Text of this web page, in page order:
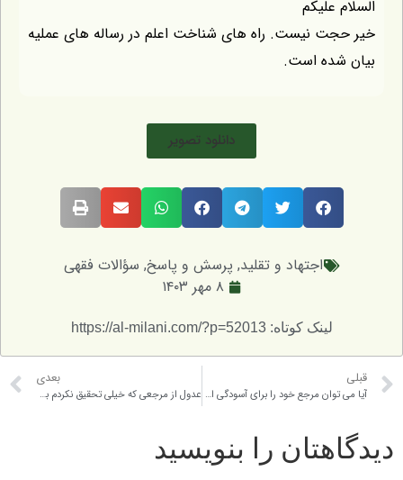
نیست. راه های شناخت اعلم در رساله های عملیه
است.
اجتهاد و تقلید,پرسش و پاسخ,سؤالات فقهی
آیا می توان مرجع خود را برای آسودگی احکام برخود عوض کرد؟ چرا؟ عدول از مرجعی که خیلی تحقیق نکردم به مرجعی که اکنون می دادم اعلم است جایز است؟
را بنویسید